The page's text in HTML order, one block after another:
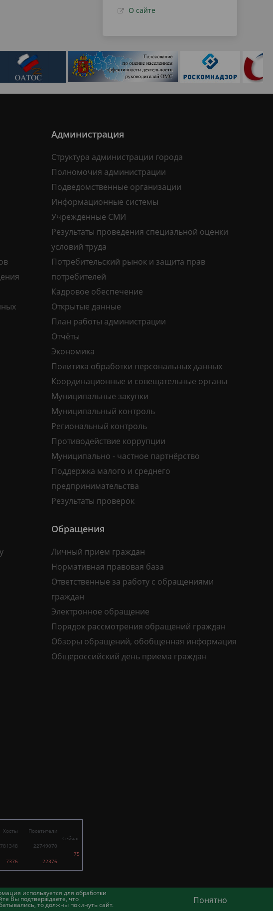
О сайте
используется для обработки
Вы подтверждаете, что
то должны покинуть сайт. Понятно
Администрация
Структура администрации города
Полномочия администрации
Подведомственные организации
Информационные системы
Учрежденные СМИ
Результаты проведения специальной оценки
условий труда
Потребительский рынок и защита прав
потребителей
Кадровое обеспечение
Открытые данные
План работы администрации
Отчёты
Экономика
Политика обработки персональных данных
Координационные и совещательные органы
Муниципальные закупки
Муниципальный контроль
Региональный контроль
Противодействие коррупции
Муниципально - частное партнёрство
Поддержка малого и среднего
предпринимательства
Результаты проверок
Обращения
Личный прием граждан
Нормативная правовая база
Ответственные за работу с обращениями
граждан
Электронное обращение
Порядок рассмотрения обращений граждан
Обзоры обращений, обобщенная информация
Общероссийский день приема граждан
Хосты
7376
Посетители
22749070
22376
Сейчас
75